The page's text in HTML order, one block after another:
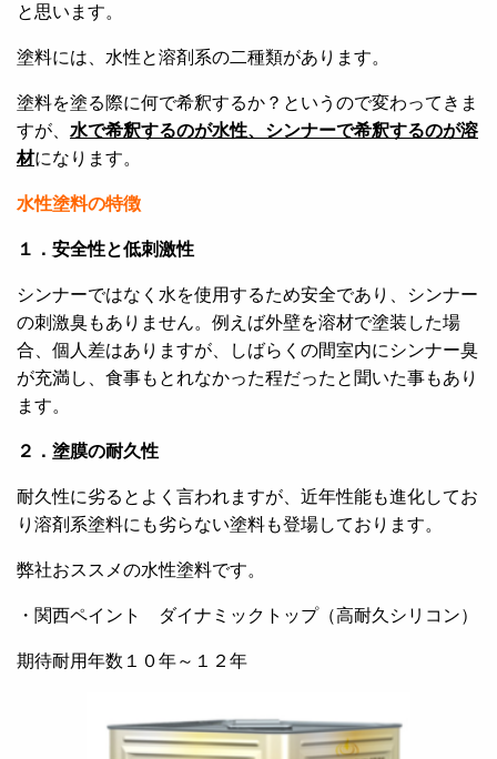
と思います。
塗料には、水性と溶剤系の二種類があります。
塗料を塗る際に何で希釈するか？というので変わってきま
すが、 水で希釈するのが水性、シンナーで希釈するのが溶
材になります。
水性塗料の特徴
１．安全性と低刺激性
シンナーではなく水を使用するため安全であり、シンナー
の刺激臭もありません。例えば外壁を溶材で塗装した場
合、個人差はありますが、しばらくの間室内にシンナー臭
が充満し、食事もとれなかった程だったと聞いた事もあり
ます。
２．塗膜の耐久性
耐久性に劣るとよく言われますが、近年性能も進化してお
り溶剤系塗料にも劣らない塗料も登場しております。
弊社おススメの水性塗料です。
・関西ペイント ダイナミックトップ（高耐久シリコン）
期待耐用年数１０年～１２年